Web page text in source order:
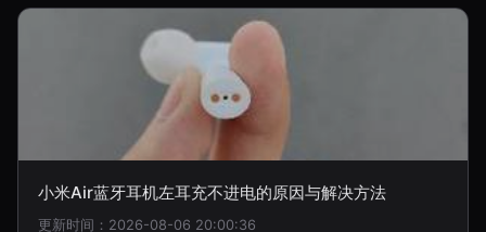
小米Air蓝牙耳机左耳充不进电的原因与解决方法
更新时间：2026-08-06 20:00:36